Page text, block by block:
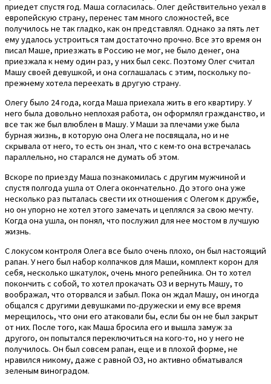
приедет спустя год. Маша согласилась. Олег действительно уехал в
европейскую страну, перенес там много сложностей, все
получилось не так гладко, как он представлял. Однако за пять лет
ему удалось устроиться там достаточно прочно. Все это время он
писал Маше, приезжать в Россию не мог, не было денег, она
приезжала к нему один раз, у них был секс. Поэтому Олег считал
Машу своей девушкой, и она соглашалась с этим, поскольку по-
прежнему хотела переехать в другую страну.
Олегу было 24 года, когда Маша приехала жить в его квартиру. У
него была довольно неплохая работа, он оформлял гражданство, и
все так же был влюблен в Машу. У Маши за плечами уже была
бурная жизнь, в которую она Олега не посвящала, но и не
скрывала от него, то есть он знал, что с кем-то она встречалась
параллельно, но старался не думать об этом.
Вскоре по приезду Маша познакомилась с другим мужчиной и
спустя полгода ушла от Олега окончательно. До этого она уже
несколько раз пыталась свести их отношения с Олегом к дружбе,
но он упорно не хотел этого замечать и цеплялся за свою мечту.
Когда она ушла, он понял, что послужил для нее мостом в лучшую
жизнь.
С локусом контроля Олега все было очень плохо, он был настоящий
рапан. У него был набор колпачков для Маши, комплект корон для
себя, несколько шкатулок, очень много репейника. Он то хотел
покончить с собой, то хотел прокачать ОЗ и вернуть Машу, то
воображал, что оторвался и забыл. Пока он ждал Машу, он иногда
общался с другими девушками по-дружески и ему все время
мерещилось, что они его атаковали бы, если бы он не был закрыт
от них. После того, как Маша бросила его и вышла замуж за
другого, он попытался переключиться на кого-то, но у него не
получилось. Он был совсем рапан, еще и в плохой форме, не
нравился никому, даже с равной ОЗ, но активно обматывался
зеленым виноградом.